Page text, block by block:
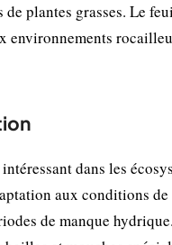
plantes grasses. Le
dans les
aux conditions de
de manque